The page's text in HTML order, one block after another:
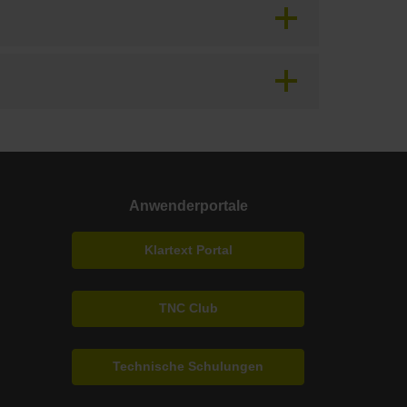
Anwenderportale
Klartext Portal
TNC Club
Technische Schulungen